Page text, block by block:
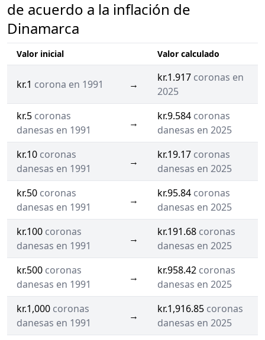
de acuerdo a la inflación de
Dinamarca
Valor inicial Valor calculado
kr.1 corona en 1991 →
kr.1.917 coronas en
2025
kr.5 coronas
danesas en 1991
→
kr.9.584 coronas
danesas en 2025
kr.10 coronas
danesas en 1991
→
kr.19.17 coronas
danesas en 2025
kr.50 coronas
danesas en 1991
→
kr.95.84 coronas
danesas en 2025
kr.100 coronas
danesas en 1991
→
kr.191.68 coronas
danesas en 2025
kr.500 coronas
danesas en 1991
→
kr.958.42 coronas
danesas en 2025
kr.1,000 coronas
danesas en 1991
→
kr.1,916.85 coronas
danesas en 2025